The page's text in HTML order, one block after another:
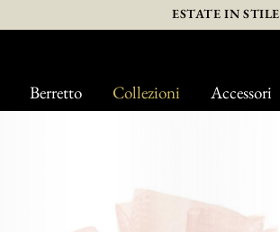
Berretto Collezioni Accessori
ESTATE IN STILE